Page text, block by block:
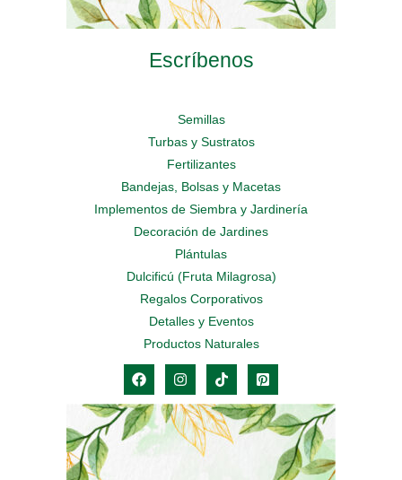
Escríbenos
Semillas
Turbas y Sustratos
Fertilizantes
Bandejas, Bolsas y Macetas
Implementos de Siembra y Jardinería
Decoración de Jardines
Plántulas
Dulcificú (Fruta Milagrosa)
Regalos Corporativos
Detalles y Eventos
Productos Naturales